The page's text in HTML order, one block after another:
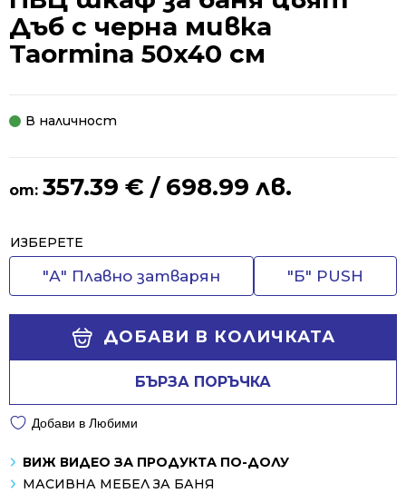
Дъб с черна мивка
Taormina 50x40 см
В наличност
от: 357.39 € / 698.99 лв.
ИЗБЕРЕТЕ
"А" Плавно затварян "Б" PUSH
ДОБАВИ В КОЛИЧКАТА
БЪРЗА ПОРЪЧКА
Alternative:
Добави в Любими
ВИЖ ВИДЕО ЗА ПРОДУКТА ПО-ДОЛУ
МАСИВНА МЕБЕЛ ЗА БАНЯ